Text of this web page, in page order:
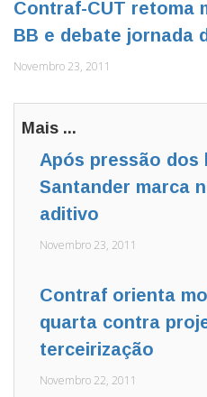
Contraf-CUT retoma
BB e debate jornada
Novembro 23, 2011
Mais ...
Após pressão dos
Santander marca
aditivo
Novembro 23, 2011
Contraf orienta
quarta contra
terceirização
Novembro 22, 2011